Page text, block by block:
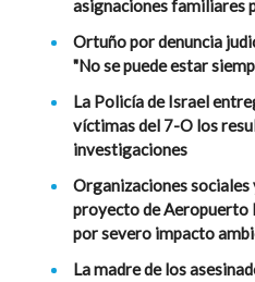
asignaciones familiares
Ortuño por denuncia
"No se puede estar
La Policía de Israel
víctimas del 7-O los
investigaciones
Organizaciones sociales
proyecto de Aeropuerto
por severo impacto
La madre de los